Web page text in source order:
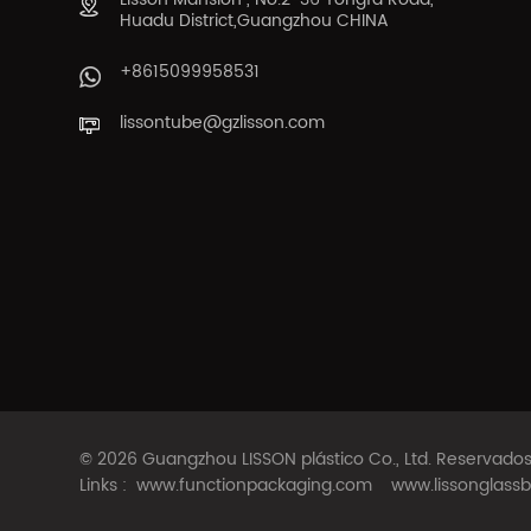
Huadu District,Guangzhou CHINA
+8615099958531
lissontube@gzlisson.com
© 2026 Guangzhou LISSON plástico Co., Ltd.
Links : www.functionpackaging.com